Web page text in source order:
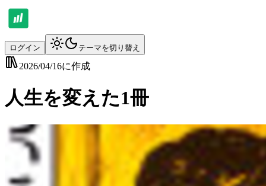
ログイン テーマを切り替え
2026/04/16に作成
人生を変えた1冊